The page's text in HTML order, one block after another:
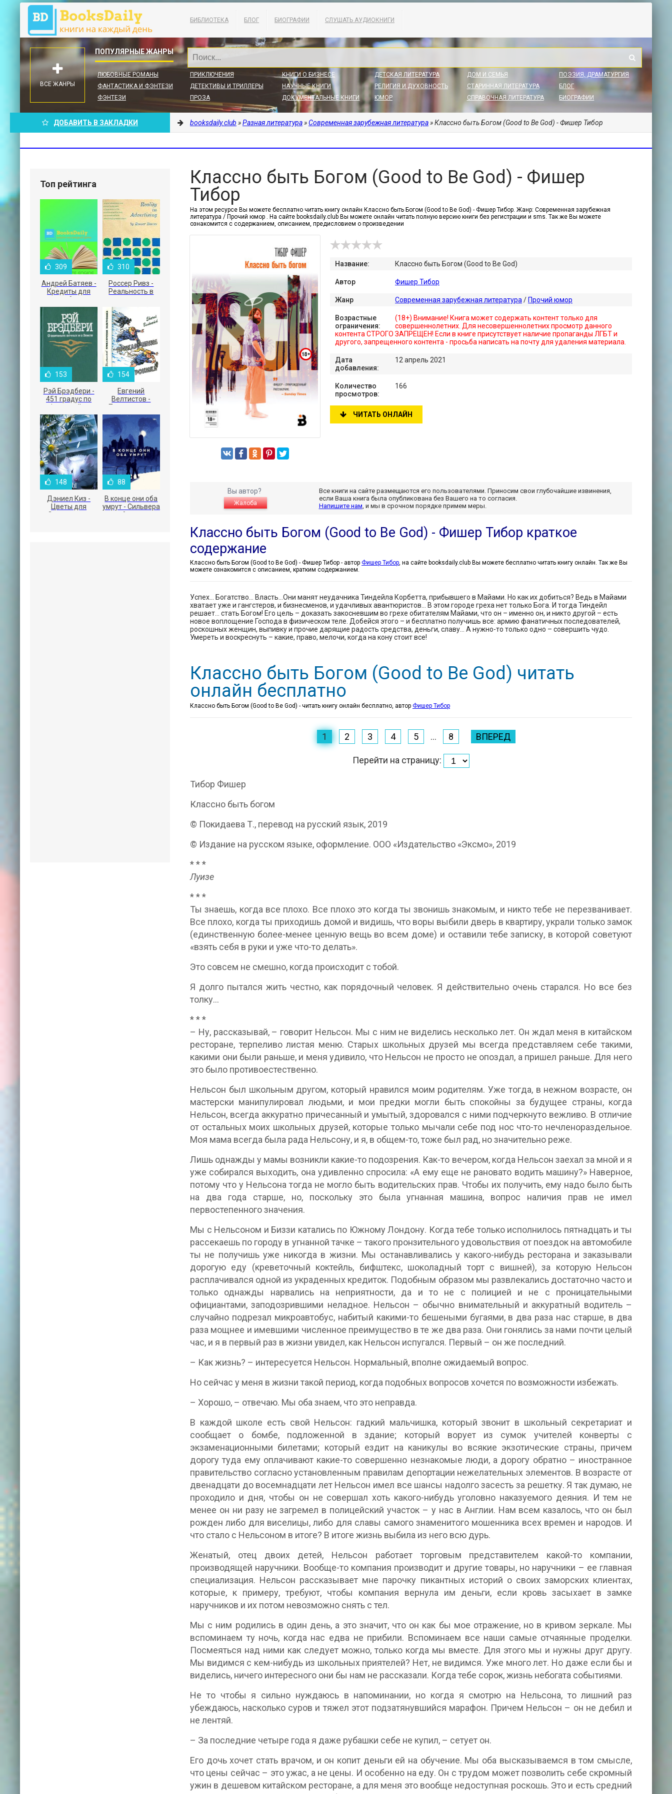
БИБЛИОТЕКА БЛОГ БИОГРАФИИ СЛУШАТЬ АУДИОКНИГИ
ЛЮБОВНЫЕ РОМАНЫ
ФАНТАСТИКА И ФЭНТЕЗИ
ФЭНТЕЗИ
ПРИКЛЮЧЕНИЯ
ДЕТЕКТИВЫ И ТРИЛЛЕРЫ
ПРОЗА
КНИГИ О БИЗНЕСЕ
НАУЧНЫЕ КНИГИ
ДОКУМЕНТАЛЬНЫЕ КНИГИ
ДЕТСКАЯ ЛИТЕРАТУРА
РЕЛИГИЯ И ДУХОВНОСТЬ
ЮМОР
ДОМ И СЕМЬЯ
СТАРИННАЯ ЛИТЕРАТУРА
СПРАВОЧНАЯ ЛИТЕРАТУРА
ПОЭЗИЯ, ДРАМАТУРГИЯ
БЛОГ
БИОГРАФИИ
ВСЕ ЖАНРЫ
ДОБАВИТЬ В ЗАКЛАДКИ booksdaily.club »Разная литература»Современная зарубежная литература» Классно быть Богом (Good to Be God) - Фишер Тибор
Классно быть Богом (Good to Be God) - Фишер
Тибор
На этом ресурсе Вы можете бесплатно читать книгу онлайн Классно быть Богом (Good to Be God) - Фишер Тибор. Жанр: Современная зарубежная
литература / Прочий юмор . На сайте booksdaily.club Вы можете онлайн читать полную версию книги без регистрации и sms. Так же Вы можете
ознакомится с содержанием, описанием, предисловием о произведении
Название: Классно быть Богом (Good to Be God)
Автор Фишер Тибор
Жанр Современная зарубежная литература / Прочий юмор
Возрастные
ограничения:
(18+) Внимание! Книга может содержать контент только для
совершеннолетних. Для несовершеннолетних просмотр данного
контента СТРОГО ЗАПРЕЩЕН! Если в книге присутствует наличие пропаганды ЛГБТ и
другого, запрещенного контента - просьба написать на почту для удаления материала.
Дата
добавления:
12 апрель 2021
Количество
просмотров:
166
ЧИТАТЬ ОНЛАЙН
Вы автор?
Жалоба
Все книги на сайте размещаются его пользователями. Приносим свои глубочайшие извинения,
если Ваша книга была опубликована без Вашего на то согласия.
Напишите нам, и мы в срочном порядке примем меры.
Классно быть Богом (Good to Be God) - Фишер Тибор краткое
содержание
Классно быть Богом (Good to Be God) - Фишер Тибор - автор Фишер Тибор, на сайте booksdaily.club Вы можете бесплатно читать книгу онлайн. Так же Вы
можете ознакомится с описанием, кратким содержанием.
Успех… Богатство… Власть…Они манят неудачника Тиндейла Корбетта, прибывшего в Майами. Но как их добиться? Ведь в Майами
хватает уже и гангстеров, и бизнесменов, и удачливых авантюристов… В этом городе греха нет только Бога. И тогда Тиндейл
решает… стать Богом! Его цель – доказать закосневшим во грехе обитателям Майами, что он – именно он, и никто другой – есть
новое воплощение Господа в физическом теле. Добейся этого – и бесплатно получишь все: армию фанатичных последователей,
роскошных женщин, выпивку и прочие дарящие радость средства, деньги, славу… А нужно-то только одно – совершить чудо.
Умереть и воскреснуть – какие, право, мелочи, когда на кону стоит все!
Классно быть Богом (Good to Be God) читать
онлайн бесплатно
Классно быть Богом (Good to Be God) - читать книгу онлайн бесплатно, автор Фишер Тибор
1 2 3 4 5 ... 8 ВПЕРЕД
Перейти на страницу:
Тибор Фишер
Классно быть богом
© Покидаева Т., перевод на русский язык, 2019
© Издание на русском языке, оформление. ООО «Издательство «Эксмо», 2019
* * *
Луизе
* * *
Ты знаешь, когда все плохо. Все плохо это когда ты звонишь знакомым, и никто тебе не перезванивает.
Все плохо, когда ты приходишь домой и видишь, что воры выбили дверь в квартиру, украли только замок
(единственную более-менее ценную вещь во всем доме) и оставили тебе записку, в которой советуют
«взять себя в руки и уже что-то делать».
Это совсем не смешно, когда происходит с тобой.
Я долго пытался жить честно, как порядочный человек. Я действительно очень старался. Но все без
толку…
* * *
– Ну, рассказывай, – говорит Нельсон. Мы с ним не виделись несколько лет. Он ждал меня в китайском
ресторане, терпеливо листая меню. Старых школьных друзей мы всегда представляем себе такими,
какими они были раньше, и меня удивило, что Нельсон не просто не опоздал, а пришел раньше. Для него
это было противоестественно.
Нельсон был школьным другом, который нравился моим родителям. Уже тогда, в нежном возрасте, он
мастерски манипулировал людьми, и мои предки могли быть спокойны за будущее страны, когда
Нельсон, всегда аккуратно причесанный и умытый, здоровался с ними подчеркнуто вежливо. В отличие
от остальных моих школьных друзей, которые только мычали себе под нос что-то нечленораздельное.
Моя мама всегда была рада Нельсону, и я, в общем-то, тоже был рад, но значительно реже.
Лишь однажды у мамы возникли какие-то подозрения. Как-то вечером, когда Нельсон заехал за мной и я
уже собирался выходить, она удивленно спросила: «А ему еще не рановато водить машину?» Наверное,
потому что у Нельсона тогда не могло быть водительских прав. Чтобы их получить, ему надо было быть
на два года старше, но, поскольку это была угнанная машина, вопрос наличия прав не имел
первостепенного значения.
Мы с Нельсоном и Биззи катались по Южному Лондону. Когда тебе только исполнилось пятнадцать и ты
рассекаешь по городу в угнанной тачке – такого пронзительного удовольствия от поездок на автомобиле
ты не получишь уже никогда в жизни. Мы останавливались у какого-нибудь ресторана и заказывали
дорогую еду (креветочный коктейль, бифштекс, шоколадный торт с вишней), за которую Нельсон
расплачивался одной из украденных кредиток. Подобным образом мы развлекались достаточно часто и
только однажды нарвались на неприятности, да и то не с полицией и не с проницательными
официантами, заподозрившими неладное. Нельсон – обычно внимательный и аккуратный водитель –
случайно подрезал микроавтобус, набитый какими-то бешеными бугаями, в два раза нас старше, в два
раза мощнее и имевшими численное преимущество в те же два раза. Они гонялись за нами почти целый
час, и я в первый раз в жизни увидел, как Нельсон испугался. Первый – он же последний.
– Как жизнь? – интересуется Нельсон. Нормальный, вполне ожидаемый вопрос.
Но сейчас у меня в жизни такой период, когда подобных вопросов хочется по возможности избежать.
– Хорошо, – отвечаю. Мы оба знаем, что это неправда.
В каждой школе есть свой Нельсон: гадкий мальчишка, который звонит в школьный секретариат и
сообщает о бомбе, подложенной в здание; который ворует из сумок учителей конверты с
экзаменационными билетами; который ездит на каникулы во всякие экзотические страны, причем
дорогу туда ему оплачивают какие-то совершенно незнакомые люди, а дорогу обратно – иностранное
правительство согласно установленным правилам депортации нежелательных элементов. В возрасте от
двенадцати до восемнадцати лет Нельсон имел все шансы надолго засесть за решетку. Я так думаю, не
проходило и дня, чтобы он не совершал хоть какого-нибудь уголовно наказуемого деяния. И тем не
менее он ни разу не загремел в полицейский участок – у нас в Англии. Нам всем казалось, что он был
рожден либо для виселицы, либо для славы самого знаменитого мошенника всех времен и народов. И
что стало с Нельсоном в итоге? В итоге жизнь выбила из него всю дурь.
Женатый, отец двоих детей, Нельсон работает торговым представителем какой-то компании,
производящей наручники. Вообще-то компания производит и другие товары, но наручники – ее главная
специализация. Нельсон рассказывает мне парочку пикантных историй о своих заморских клиентах,
которые, к примеру, требуют, чтобы компания вернула им деньги, если кровь засыхает в замке
наручников и их потом невозможно снять с тел.
Мы с ним родились в один день, а это значит, что он как бы мое отражение, но в кривом зеркале. Мы
вспоминаем ту ночь, когда нас едва не прибили. Вспоминаем все наши самые отчаянные проделки.
Посмеяться над ними как следует можно, только когда мы вместе. Для этого мы и нужны друг другу.
Мы видимся с кем-нибудь из школьных приятелей? Нет, не видимся. Уже много лет. Но даже если бы и
виделись, ничего интересного они бы нам не рассказали. Когда тебе сорок, жизнь небогата событиями.
Не то чтобы я сильно нуждаюсь в напоминании, но когда я смотрю на Нельсона, то лишний раз
убеждаюсь, насколько суров и тяжел этот подзатянувшийся марафон. Причем Нельсон – он не дебил и
не лентяй.
– За последние четыре года я даже рубашки себе не купил, – сетует он.
Его дочь хочет стать врачом, и он копит деньги ей на обучение. Мы оба высказываемся в том смысле,
что цены сейчас – это ужас, а не цены. И особенно на еду. Он с трудом может позволить себе скромный
ужин в дешевом китайском ресторане, а для меня это вообще недоступная роскошь. Это и есть средний
Топ рейтинга
309
Андрей Батяев -
Кредиты для
малого бизнеса
310
Россер Ривз -
Реальность в
153
Рэй Брэдбери -
451 градус по
Фаренгейту
154
Евгений
Велтистов -
Приключения
Электроника
148
Дэниел Киз -
Цветы для
Элджернона
88
В конце они оба
умрут - Сильвера
Адам